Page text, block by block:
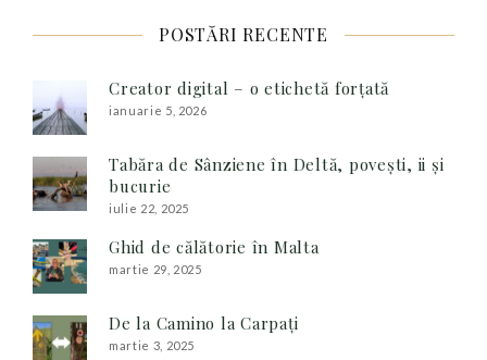
POSTĂRI RECENTE
Creator digital – o etichetă forțată
ianuarie 5, 2026
Tabăra de Sânziene în Deltă, povești, ii și
bucurie
iulie 22, 2025
Ghid de călătorie în Malta
martie 29, 2025
De la Camino la Carpați
martie 3, 2025